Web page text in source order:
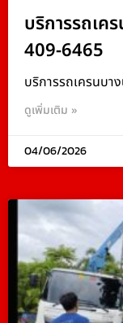
บริการรถเค
409-6465
บริการรถเครนบา
ดูเพิ่มเติม »
04/06/2026